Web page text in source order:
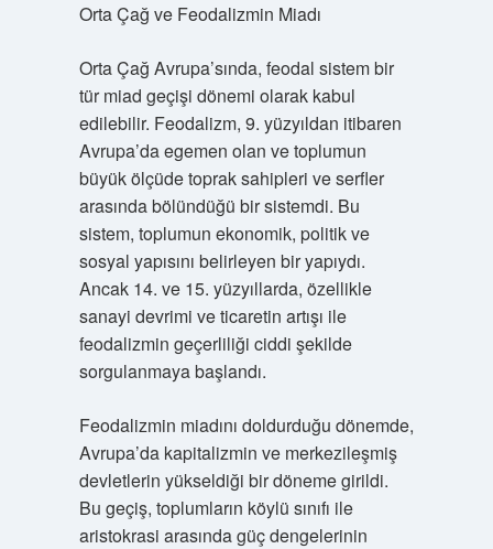
Orta Çağ ve Feodalizmin Miadı
Orta Çağ Avrupa’sında, feodal sistem bir
tür miad geçişi dönemi olarak kabul
edilebilir. Feodalizm, 9. yüzyıldan itibaren
Avrupa’da egemen olan ve toplumun
büyük ölçüde toprak sahipleri ve serfler
arasında bölündüğü bir sistemdi. Bu
sistem, toplumun ekonomik, politik ve
sosyal yapısını belirleyen bir yapıydı.
Ancak 14. ve 15. yüzyıllarda, özellikle
sanayi devrimi ve ticaretin artışı ile
feodalizmin geçerliliği ciddi şekilde
sorgulanmaya başlandı.
Feodalizmin miadını doldurduğu dönemde,
Avrupa’da kapitalizmin ve merkezileşmiş
devletlerin yükseldiği bir döneme girildi.
Bu geçiş, toplumların köylü sınıfı ile
aristokrasi arasında güç dengelerinin